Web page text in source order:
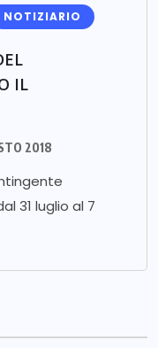
NOTIZIARIO
IL
2018
31 luglio al 7